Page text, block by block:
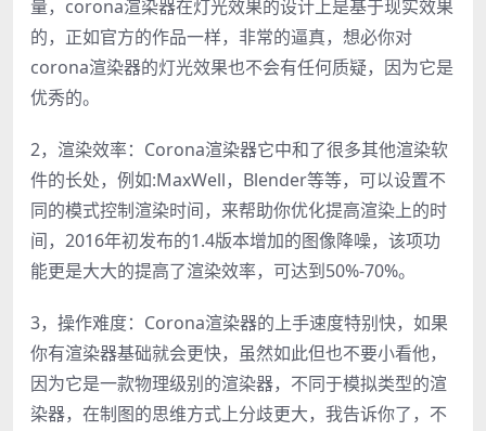
量，corona渲染器在灯光效果的设计上是基于现实效果
的，正如官方的作品一样，非常的逼真，想必你对
corona渲染器的灯光效果也不会有任何质疑，因为它是
优秀的。
2，渲染效率：Corona渲染器它中和了很多其他渲染软
件的长处，例如:MaxWell，Blender等等，可以设置不
同的模式控制渲染时间，来帮助你优化提高渲染上的时
间，2016年初发布的1.4版本增加的图像降噪，该项功
能更是大大的提高了渲染效率，可达到50%-70%。
3，操作难度：Corona渲染器的上手速度特别快，如果
你有渲染器基础就会更快，虽然如此但也不要小看他，
因为它是一款物理级别的渲染器，不同于模拟类型的渲
染器，在制图的思维方式上分歧更大，我告诉你了，不